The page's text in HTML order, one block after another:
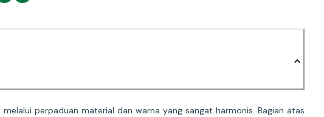
perpaduan material dan warna yang sangat harmonis. Bagian atas